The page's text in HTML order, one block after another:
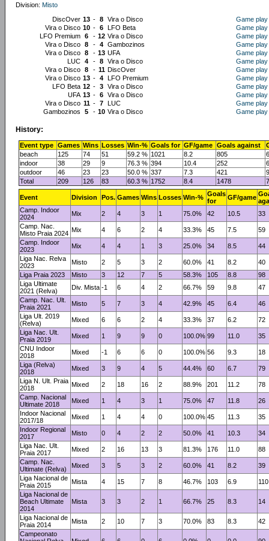
Division: Misto
DiscOver 13 - 8 Vira o Disco
Game play
Vira o Disco 10 - 6 LFO Beta
Game play
LFO Premium 6 - 12 Vira o Disco
Game play
Vira o Disco 8 - 4 Gambozinos
Game play
Vira o Disco 8 - 13 UFA
Game play
LUC 4 - 8 Vira o Disco
Game play
Vira o Disco 8 - 11 DiscOver
Game play
Vira o Disco 13 - 4 LFO Premium
Game play
LFO Beta 12 - 3 Vira o Disco
Game play
UFA 13 - 6 Vira o Disco
Game play
Vira o Disco 11 - 7 LUC
Game play
Gambozinos
5 - 10 Vira o Disco Game play
History:
Event type Games Wins Losses Win-% Goals for GF/game Goals against
beach
125 74 51 59.2 % 1021 8.2 805
indoor
38 29 9 76.3 % 394 10.4 252
outdoor
46 23 23 50.0 % 337 7.3 421
Total
209 126 83 60.3 % 1752 8.4 1478
Event Division Pos. Games Wins Losses Win-% Goals
for
GF/game
Camp. Indoor
2024
Mix 2 4 3 1 75.0% 42 10.5
33
Camp. Nac.
Misto Praia 2024 Mix 4 6 2 4 33.3% 45 7.5
59
Camp. Indoor
2023
Mix 4 4 1 3 25.0% 34 8.5
44
Liga Nac. Relva
2023
Misto 2 5 3 2 60.0% 41 8.2
40
Liga Praia 2023
Misto 3 12 7 5 58.3% 105 8.8
98
Liga Ultimate
2021 (Relva)
Div. Mista -1 6 4 2 66.7% 59 9.8
47
Camp. Nac. Ult.
Praia 2021
Misto 5 7 3 4 42.9% 45 6.4
46
Liga Ult. 2019
(Relva)
Mixed 6 6 2 4 33.3% 37 6.2
72
Liga Nac. Ult.
Praia 2019
Mixed 1 9 9 0 100.0% 99 11.0
35
CNU Indoor
2018
Mixed -1 6 6 0 100.0% 56 9.3
18
Liga (Relva)
2018
Mixed 3 9 4 5 44.4% 60 6.7
79
Liga N. Ult. Praia
2018
Mixed 2 18 16 2 88.9% 201 11.2
78
Camp. Nacional
Ultimate 2018
Mixed 1 4 3 1 75.0% 47 11.8
26
Indoor Nacional
2017/18
Mixed 1 4 4 0 100.0% 45 11.3
35
Indoor Regional
2017
Misto 0 4 2 2 50.0% 41 10.3
34
Liga Nac. Ult.
Praia 2017
Mixed 2 16 13 3 81.3% 176 11.0
88
Camp. Nac.
Ultimate (Relva)
Mixed 3 5 3 2 60.0% 41 8.2
39
Liga Nacional de
Praia 2015
Mista 4 15 7 8 46.7% 103 6.9
110
Liga Nacional de
Beach Ultimate
2014
Mista 3 3 2 1 66.7% 25 8.3 14
Liga Nacional de
Praia 2014
Mista 2 10 7 3 70.0% 83 8.3
42
Campeonato